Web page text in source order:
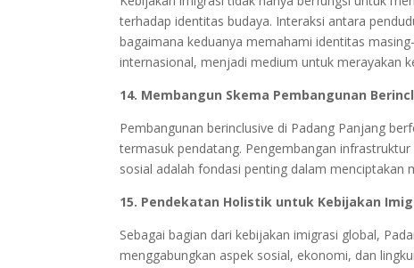
terhadap identitas budaya. Interaksi antara
bagaimana keduanya memahami identitas
internasional, menjadi medium untuk merayakan
14. Membangun Skema Pembangunan
Pembangunan berinclusive di Padang Panjang
termasuk pendatang. Pengembangan
sosial adalah fondasi penting dalam menciptakan
15. Pendekatan Holistik untuk Kebijakan
Sebagai bagian dari kebijakan imigrasi global,
menggabungkan aspek sosial, ekonomi, dan